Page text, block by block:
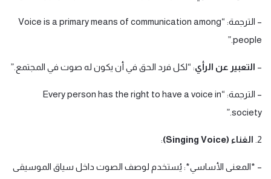
– الترجمة: “Voice is a primary means of communication among
people.”
– التعبير عن الرأي: “لكل فرد الحق في أن يكون له صوت في المجتمع.”
– الترجمة: “Every person has the right to have a voice in
society.”
2. الغناء (Singing Voice) :
– *المعنى الأساسي*: يُستخدم لوصف الصوت داخل سياق الموسيقى